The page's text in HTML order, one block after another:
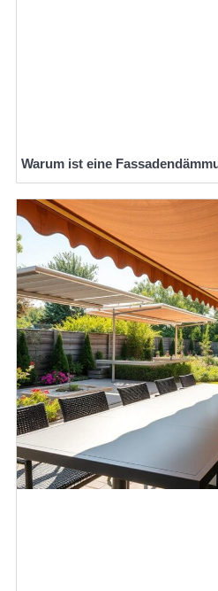
Warum ist eine